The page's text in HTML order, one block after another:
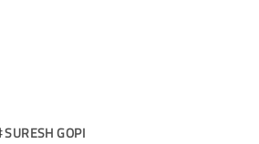
SURESH GOPI